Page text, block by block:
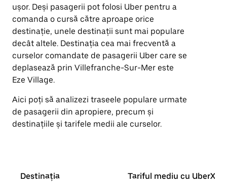
ușor. Deși pasagerii pot folosi Uber pentru a
comanda o cursă către aproape orice
destinație, unele destinații sunt mai populare
decât altele. Destinația cea mai frecventă a
curselor comandate de pasagerii Uber care se
deplasează prin Villefranche-Sur-Mer este
Eze Village.
Aici poți să analizezi traseele populare urmate
de pasagerii din apropiere, precum și
destinațiile și tarifele medii ale curselor.
Destinația Tariful mediu cu UberX*